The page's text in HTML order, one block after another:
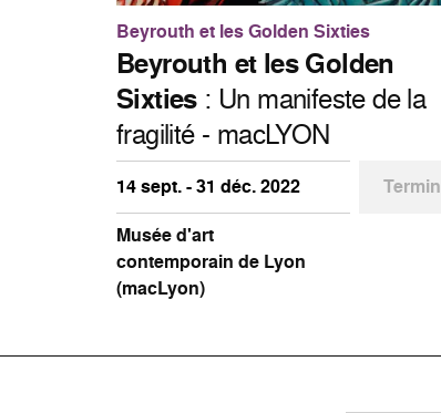
Beyrouth et les Golden Sixties
Beyrouth et les Golden
Sixties: Un manifeste de la
fragilité - macLYON
14 sept. - 31 déc. 2022
Musée d'art
contemporain de Lyon
(macLyon)